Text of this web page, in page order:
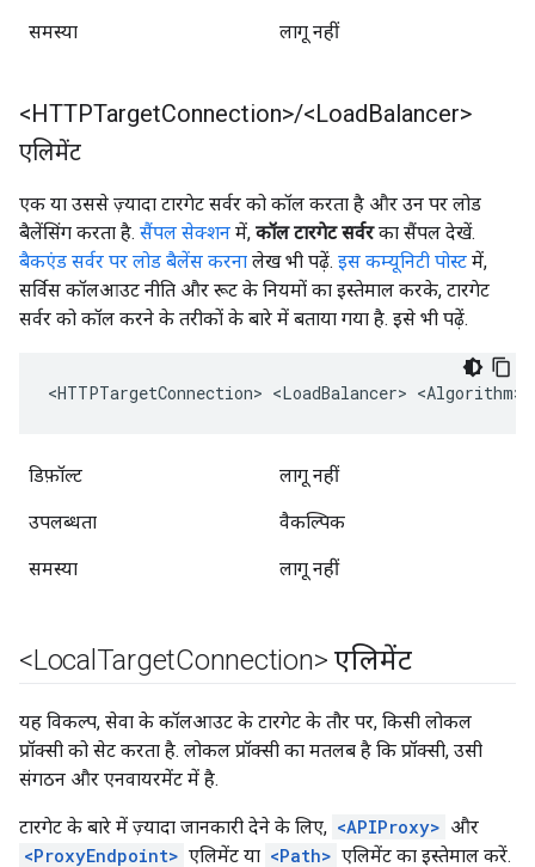
समस्या लागू नहीं
<HTTPTargetConnection>/<LoadBalancer>
एलिमेंट
एक या उससे ज़्यादा टारगेट सर्वर को कॉल करता है और उन पर लोड
बैलेंसिंग करता है. सैंपल सेक्शन में, कॉल टारगेट सर्वरका सैंपल देखें.
बैकएंड सर्वर पर लोड बैलेंस करना लेख भी पढ़ें. इस कम्यूनिटी पोस्ट में,
सर्विस कॉलआउट नीति और रूट के नियमों का इस्तेमाल करके, टारगेट
सर्वर को कॉल करने के तरीकों के बारे में बताया गया है. इसे भी पढ़ें.
<HTTPTargetConnection> <LoadBalancer>
डिफ़ॉल्ट लागू नहीं
उपलब्धता वैकल्पिक
समस्या लागू नहीं
<Local TargetConnection> एलिमेंट
यह विकल्प, सेवा के कॉलआउट के टारगेट के तौर पर, किसी लोकल
प्रॉक्सी को सेट करता है. लोकल प्रॉक्सी का मतलब है कि प्रॉक्सी, उसी
संगठन और एनवायरमेंट में है.
टारगेट के बारे में ज़्यादा जानकारी देने के लिए, <APIProxy> और
<ProxyEndpoint> एलिमेंट या <Path> एलिमेंट का इस्तेमाल करें.